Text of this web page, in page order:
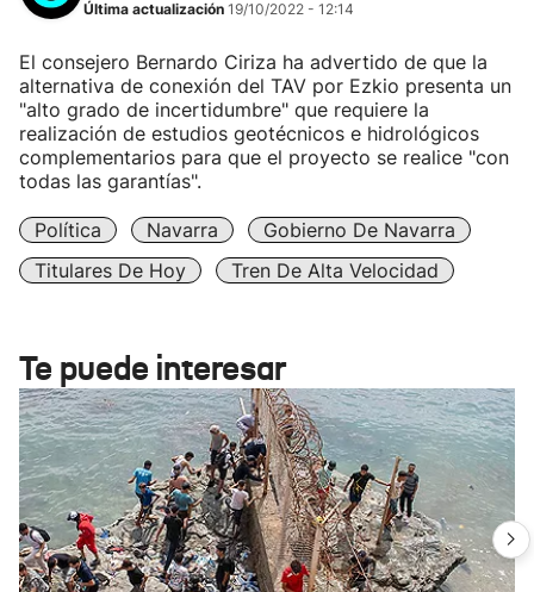
Última actualización 19/10/2022 - 12:14
El consejero Bernardo Ciriza ha advertido de que la
alternativa de conexión del TAV por Ezkio presenta un
"alto grado de incertidumbre" que requiere la
realización de estudios geotécnicos e hidrológicos
complementarios para que el proyecto se realice "con
todas las garantías".
Política Navarra
Gobierno De Navarra
Titulares De Hoy
Tren De Alta Velocidad
Te puede interesar